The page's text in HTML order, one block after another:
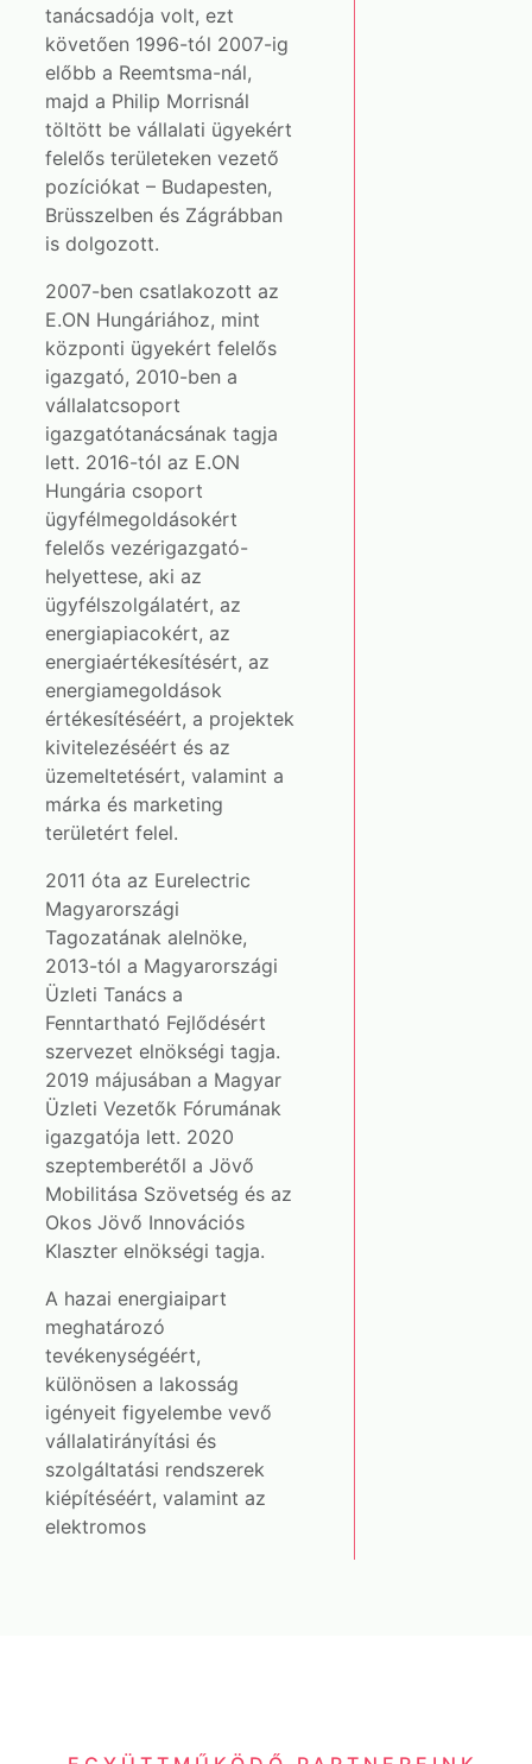
tanácsadója volt, ezt
követően 1996-tól 2007-ig
előbb a Reemtsma-nál,
majd a Philip Morrisnál
töltött be vállalati ügyekért
felelős területeken vezető
pozíciókat – Budapesten,
Brüsszelben és Zágrábban
is dolgozott.
2007-ben csatlakozott az
E.ON Hungáriához, mint
központi ügyekért felelős
igazgató, 2010-ben a
vállalatcsoport
igazgatótanácsának tagja
lett. 2016-tól az E.ON
Hungária csoport
ügyfélmegoldásokért
felelős vezérigazgató-
helyettese, aki az
ügyfélszolgálatért, az
energiapiacokért, az
energiaértékesítésért, az
energiamegoldások
értékesítéséért, a projektek
kivitelezéséért és az
üzemeltetésért, valamint a
márka és marketing
területért felel.
2011 óta az Eurelectric
Magyarországi
Tagozatának alelnöke,
2013-tól a Magyarországi
Üzleti Tanács a
Fenntartható Fejlődésért
szervezet elnökségi tagja.
2019 májusában a Magyar
Üzleti Vezetők Fórumának
igazgatója lett. 2020
szeptemberétől a Jövő
Mobilitása Szövetség és az
Okos Jövő Innovációs
Klaszter elnökségi tagja.
A hazai energiaipart
meghatározó
tevékenységéért,
különösen a lakosság
igényeit figyelembe vevő
vállalatirányítási és
szolgáltatási rendszerek
kiépítéséért, valamint az
elektromos